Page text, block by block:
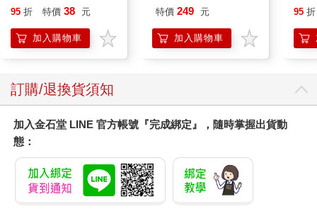
95 折 特價 38 元
加入購物車
特價 249 元
加入購物車
95 折
訂購/退換貨須知
加入金石堂 LINE 官方帳號『完成綁定』，隨時掌握出貨動
態：